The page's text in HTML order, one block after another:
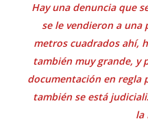
Hay una denuncia que
se le vendieron a una
metros cuadrados ahí,
también muy grande, y
documentación en regla
también se está
la